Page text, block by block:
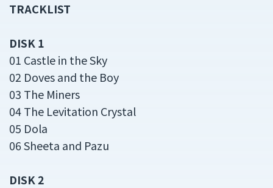
TRACKLIST
DISK 1
01 Castle in the Sky
02 Doves and the Boy
03 The Miners
04 The Levitation Crystal
05 Dola
06 Sheeta and Pazu
DISK 2